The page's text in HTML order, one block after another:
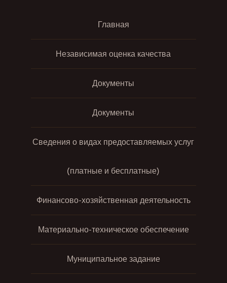
Главная
Независимая оценка качества
Документы
Документы
Сведения о видах предоставляемых услуг
(платные и бесплатные)
Финансово-хозяйственная деятельность
Материально-техническое обеспечение
Муниципальное задание